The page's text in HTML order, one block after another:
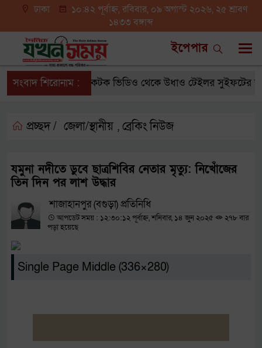
ঢাকা
১০:৪২ পূর্বাহ্ন, রবিবার, ০৯ অগাস্ট ২০২৬, ২৫ শ্রাবণ
১৪৩৩ বঙ্গাব্দ
ইপেপার
সংবাদ শিরোনাম :
ট্রাম্পের টিকটক ভিডিও থেকে উধাও টেইলর সুইফটের
প্রচ্ছদ / জেলা/স্থানীয় , ব্রেকিং নিউজ
যমুনা নদীতে ডুবে ছাত্রশিবির নেতার মৃত্যু: নিখোঁজের
তিন দিন পর লাশ উদ্ধার
শাজাহানপুর (বগুড়া) প্রতিনিধি
আপডেট সময় : ১২:৩০:১২ পূর্বাহ্ন, শনিবার, ১৪ জুন ২০২৫
২৭৮ বার
পড়া হয়েছে
Single Page Middle (336×280)